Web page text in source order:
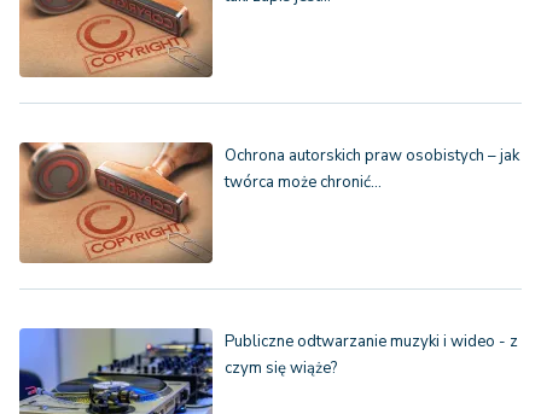
Ochrona autorskich praw osobistych – jak
twórca może chronić…
Publiczne odtwarzanie muzyki i wideo - z
czym się wiąże?